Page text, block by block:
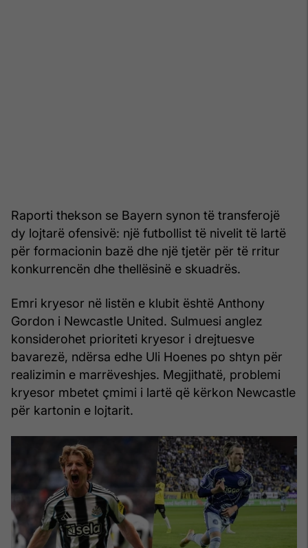
Raporti thekson se Bayern synon të transferojë
dy lojtarë ofensivë: një futbollist të nivelit të lartë
për formacionin bazë dhe një tjetër për të rritur
konkurrencën dhe thellësinë e skuadrës.
Emri kryesor në listën e klubit është Anthony
Gordon i Newcastle United. Sulmuesi anglez
konsiderohet prioriteti kryesor i drejtuesve
bavarezë, ndërsa edhe Uli Hoenes po shtyn për
realizimin e marrëveshjes. Megjithatë, problemi
kryesor mbetet çmimi i lartë që kërkon Newcastle
për kartonin e lojtarit.